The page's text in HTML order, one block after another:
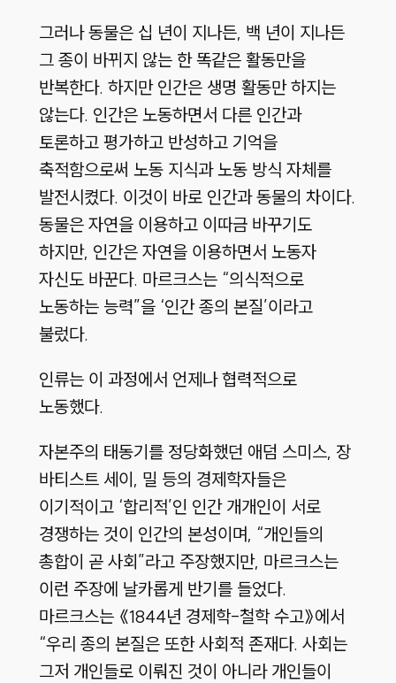
그러나 동물은 십 년이 지나든, 백 년이 지나든
그 종이 바뀌지 않는 한 똑같은 활동만을
반복한다. 하지만 인간은 생명 활동만 하지는
않는다. 인간은 노동하면서 다른 인간과
토론하고 평가하고 반성하고 기억을
축적함으로써 노동 지식과 노동 방식 자체를
발전시켰다. 이것이 바로 인간과 동물의 차이다.
동물은 자연을 이용하고 이따금 바꾸기도
하지만, 인간은 자연을 이용하면서 노동자
자신도 바꾼다. 마르크스는 “의식적으로
노동하는 능력”을 ‘인간 종의 본질’이라고
불렀다.
인류는 이 과정에서 언제나 협력적으로
노동했다.
자본주의 태동기를 정당화했던 애덤 스미스, 장
바티스트 세이, 밀 등의 경제학자들은
이기적이고 ‘합리적’인 인간 개개인이 서로
경쟁하는 것이 인간의 본성이며, “개인들의
총합이 곧 사회”라고 주장했지만, 마르크스는
이런 주장에 날카롭게 반기를 들었다.
마르크스는 《1844년 경제학-철학 수고》에서
“우리 종의 본질은 또한 사회적 존재다. 사회는
그저 개인들로 이뤄진 것이 아니라 개인들이